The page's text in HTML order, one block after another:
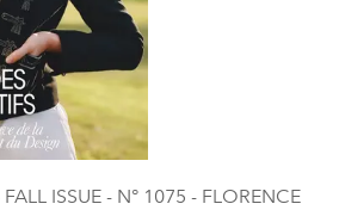
FALL ISSUE - N° 1075 - FLORENCE